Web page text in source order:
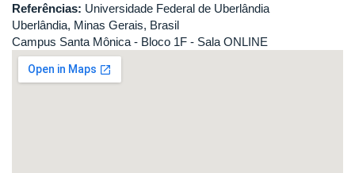
Referências: Universidade Federal de Uberlândia
Uberlândia, Minas Gerais, Brasil
Campus Santa Mônica - Bloco 1F - Sala ONLINE